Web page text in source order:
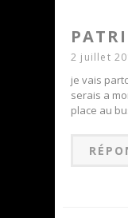
2 juillet
je vais
serais a
place au